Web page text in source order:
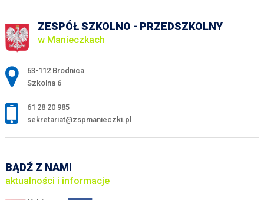
ZESPÓŁ SZKOLNO - PRZEDSZKOLNY
w Manieczkach
Adres pocztowy:
63-112 Brodnica
Szkolna 6
61 28 20 985
sekretariat@zspmanieczki.pl
BĄDŹ Z NAMI
aktualności i informacje